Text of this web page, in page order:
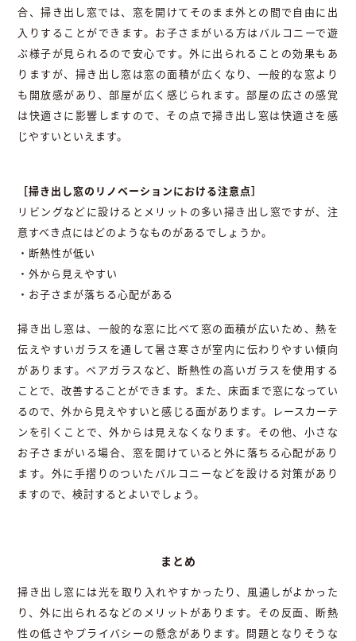
合、掃き出し窓では、窓を開けてそのまま外との間で自由に出
入りすることができます。お子さまがいる方はバルコニーで遊
ぶ様子が見られるので安心です。外に出られることの効果もあ
りますが、掃き出し窓は窓の面積が広くなり、一般的な窓より
も開放感があり、部屋が広く感じられます。部屋の広さの感覚
は快適さに影響しますので、その点で掃き出し窓は快適さを感
じやすいといえます。
［掃き出し窓のリノベーションにおける注意点］
リビングなどに設けるとメリットの多い掃き出し窓ですが、注
意すべき点にはどのようなものがあるでしょうか。
・断熱性が低い
・外から見えやすい
・お子さまが落ちる心配がある
掃き出し窓は、一般的な窓に比べて窓の面積が広いため、熱を
伝えやすいガラスを通して暑さ寒さが室内に伝わりやすい傾向
があります。ペアガラスなど、断熱性の高いガラスを使用する
ことで、改善することができます。また、床面まで窓になってい
るので、外から見えやすいと感じる面があります。レースカーテ
ンを引くことで、外からは見えなくなります。その他、小さな
お子さまがいる場合、窓を開けていると外に落ちる心配があり
ます。外に手摺りのついたバルコニーなどを設ける対策があり
ますので、検討するとよいでしょう。
まとめ
掃き出し窓には光を取り入れやすかったり、風通しがよかった
り、外に出られるなどのメリットがあります。その反面、断熱
性の低さやプライバシーの懸念があります。問題となりそうな